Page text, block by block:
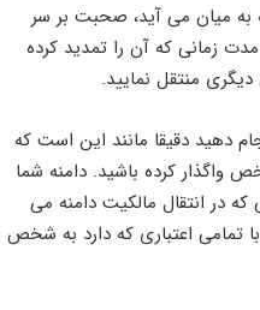
به میان می آید، صحبت بر سر
زمانی که آن را تمدید کرده
منتقل نمایید.
دهید دقیقا مانند این است که
کرده باشید. دامنه شما
در انتقال مالکیت دامنه می
تمامی اعتباری که دارد به شخص